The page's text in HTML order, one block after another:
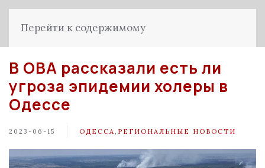
Перейти к содержимому
В ОВА рассказали есть ли
угроза эпидемии холеры в
Одессе
2023-06-15 ОДЕССА РЕГИОНАЛЬНЫЕ НОВОСТИ